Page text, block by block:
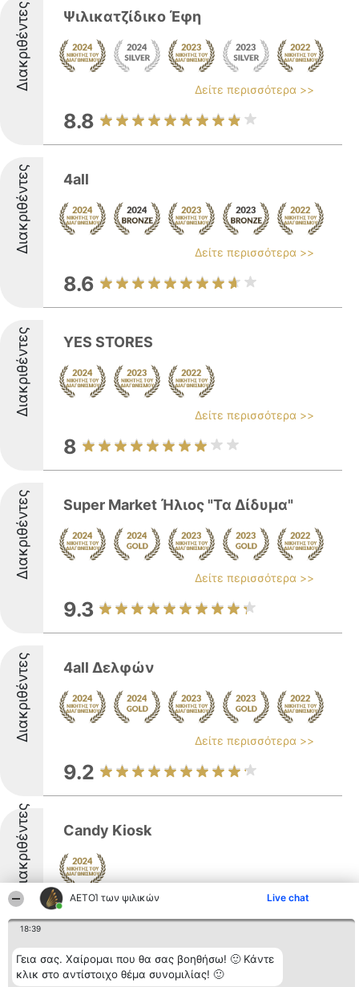
ΑΕΤΟΊ των ψιλικών Live chat
18:39
Γεια σας. Χαίρομαι που θα σας βοηθήσω! 🙂 Κάντε
κλικ στο αντίστοιχο θέμα συνομιλίας! 🙂
Διακριθέντες Ψιλικατζίδικο Έφη
Δείτε περισσότερα >>
8.8
Διακριθέντες 4all
Δείτε περισσότερα >>
8.6
Διακριθέντες YES STORES
Δείτε περισσότερα >>
8
Διακριθέντες Super Market Ήλιος "Τα Δίδυμα"
Δείτε περισσότερα >>
9.3
Διακριθέντες 4all Δελφών
Δείτε περισσότερα >>
9.2
Διακριθέντες Candy Kiosk
Thess...Frouto!